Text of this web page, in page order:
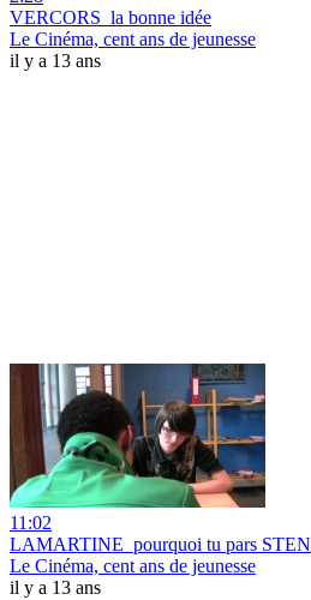
VERCORS_la bonne idée
Le Cinéma, cent ans de jeunesse
il y a 13 ans
11:02
LAMARTINE_pourquoi tu pars STEN
Le Cinéma, cent ans de jeunesse
il y a 13 ans